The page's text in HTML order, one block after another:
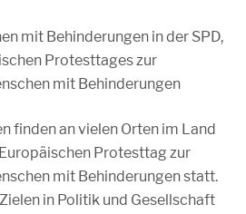
mit Behinderungen in der SPD,
Protesttages zur
mit Behinderungen
finden an vielen Orten im Land
Protesttag zur
mit Behinderungen statt.
in Politik und Gesellschaft